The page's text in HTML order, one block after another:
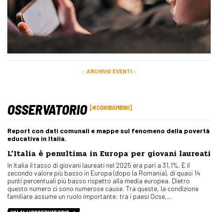
ARCHIVIO EVENTI
OSSERVATORIO #CONIBAMBINI
Report con dati comunali e mappe sul fenomeno della povertà
educativa in Italia.
L’Italia è penultima in Europa per giovani laureati
In Italia il tasso di giovani laureati nel 2025 era pari a 31,1%. È il
secondo valore più basso in Europa (dopo la Romania), di quasi 14
punti percentuali più basso rispetto alla media europea. Dietro
questo numero ci sono numerose cause. Tra queste, la condizione
familiare assume un ruolo importante: tra i paesi Ocse,…